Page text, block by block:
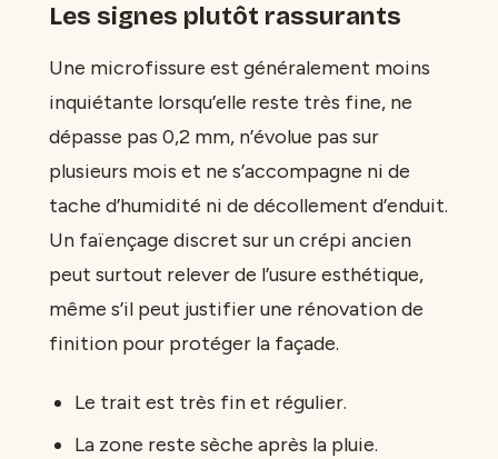
Les signes plutôt rassurants
Une microfissure est généralement moins
inquiétante lorsqu’elle reste très fine, ne
dépasse pas 0,2 mm, n’évolue pas sur
plusieurs mois et ne s’accompagne ni de
tache d’humidité ni de décollement d’enduit.
Un faïençage discret sur un crépi ancien
peut surtout relever de l’usure esthétique,
même s’il peut justifier une rénovation de
finition pour protéger la façade.
Le trait est très fin et régulier.
La zone reste sèche après la pluie.